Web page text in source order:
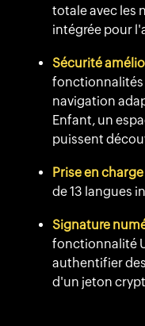
totale avec les
intégrée pour
Sécurité
fonctionnalités
navigation
Enfant, un
puissent
Prise en
de 13 langues
Signature
fonctionnalité
authentifier
d'un jeton